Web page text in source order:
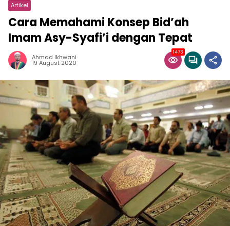
Artikel
Cara Memahami Konsep Bid’ah
Imam Asy-Syafi’i dengan Tepat
Ahmad Ikhwani
19 August 2020
1473